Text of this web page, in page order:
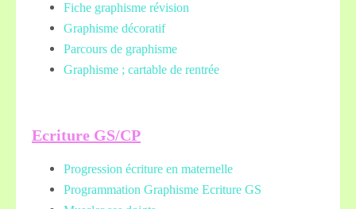
Fiche graphisme révision
Graphisme décoratif
Parcours de graphisme
Graphisme ; cartable de rentrée
Ecriture GS/CP
Progression écriture en maternelle
Programmation Graphisme Ecriture GS